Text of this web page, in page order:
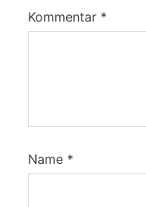
Kommentar *
Name *